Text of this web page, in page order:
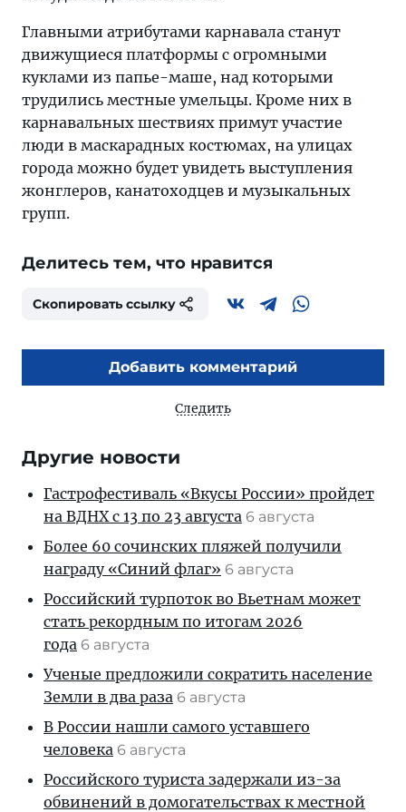
Главными атрибутами карнавала станут
движущиеся платформы с огромными
куклами из папье-маше, над которыми
трудились местные умельцы. Кроме них в
карнавальных шествиях примут участие
люди в маскарадных костюмах, на улицах
города можно будет увидеть выступления
жонглеров, канатоходцев и музыкальных
групп.
Делитесь тем, что нравится
Скопировать ссылку
Добавить комментарий
Следить
Другие новости
Гастрофестиваль «Вкусы России» пройдет
на ВДНХ с 13 по 23 августа 6 августа
Более 60 сочинских пляжей получили
награду «Синий флаг» 6 августа
Российский турпоток во Вьетнам может
стать рекордным по итогам 2026
года 6 августа
Ученые предложили сократить население
Земли в два раза 6 августа
В России нашли самого уставшего
человека 6 августа
Российского туриста задержали из-за
обвинений в домогательствах к местной